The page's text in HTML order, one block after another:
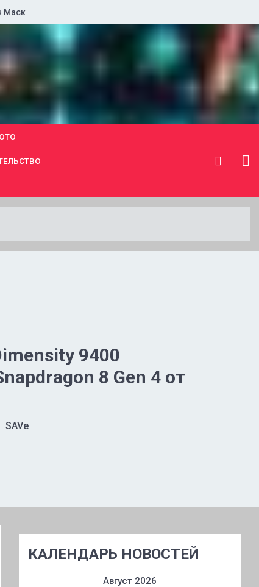
Маск
9400
8 Gen 4 от
SAVe
КАЛЕНДАРЬ НОВОСТЕЙ
Август 2026